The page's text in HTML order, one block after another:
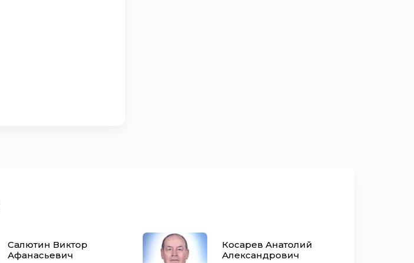
Салютин Виктор
Афанасьевич
Косарев Анатолий
Александрович